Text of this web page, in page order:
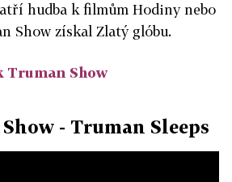
hudba k filmům Hodiny nebo
Show získal Zlatý glóbu.
Truman Show
- Truman Sleeps